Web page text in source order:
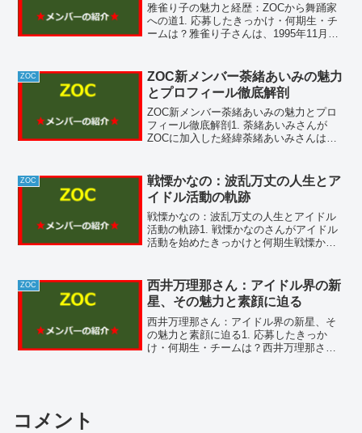
雅雀り子の魅力と経歴：ZOCから舞踊家
への道1. 応募したきっかけ・何期生・チ
ームは？雅雀り子さんは、1995年11月7
ダンバレエを学び、数々の舞踊コンクー
ルで受賞してき...
ZOC
ZOC新メンバー荼緒あいみの魅力
とプロフィール徹底解剖
ZOC新メンバー荼緒あいみの魅力とプロ
フィール徹底解剖1. 荼緒あいみさんが
ZOCに加入した経緯荼緒あいみさんは、
18歳の高校生ですが、その才能と魅力が
評価され...
ZOC
戦慄かなの：波乱万丈の人生とア
イドル活動の軌跡
戦慄かなの：波乱万丈の人生とアイドル
活動の軌跡1. 戦慄かなのさんがアイドル
活動を始めたきっかけと何期生戦慄かな
イドル活動でした。2018年に講談社主催
のオーディション...
ZOC
西井万理那さん：アイドル界の新
星、その魅力と素顔に迫る
西井万理那さん：アイドル界の新星、そ
の魅力と素顔に迫る1. 応募したきっか
け・何期生・チームは？西井万理那さん
コメント